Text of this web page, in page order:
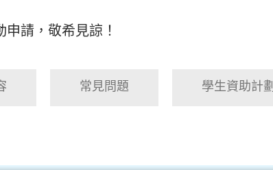
請，敬希見諒！
常見問題 學生資助計劃